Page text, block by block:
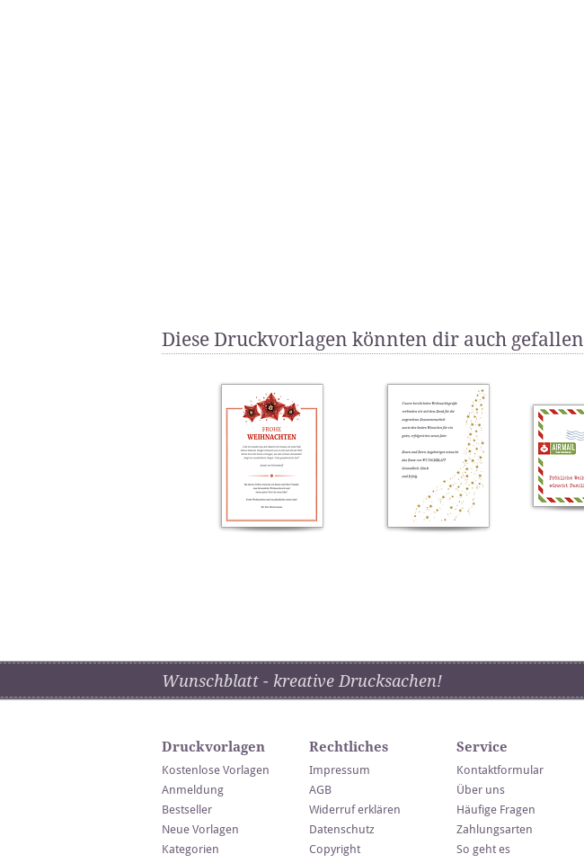
Diese Druckvorlagen könnten dir auch gefallen
Wunschblatt - kreative Drucksachen!
Druckvorlagen
Kostenlose Vorlagen
Anmeldung
Bestseller
Neue Vorlagen
Kategorien
Rechtliches
Impressum
AGB
Widerruf erklären
Datenschutz
Copyright
Service
Kontaktformular
Über uns
Häufige Fragen
Zahlungsarten
So geht es